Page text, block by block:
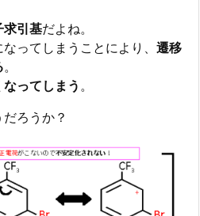
求引基だよね。
ってしまうことにより、 遷移
。
ってしまう 。
ろうか？